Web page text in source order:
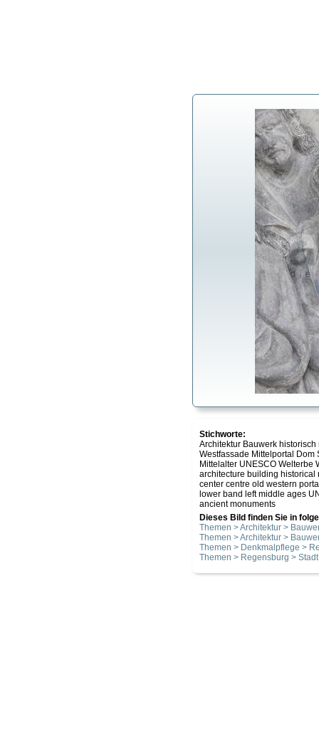
Stichworte:
Architektur Bauwerk
Westfassade Mittelportal Dom
Mittelalter UNESCO Welterbe
architecture building historical
center centre old western
lower band left middle ages
ancient monuments
Dieses Bild finden Sie in
Themen > Architektur >
Themen > Architektur >
Themen > Denkmalpflege >
Themen > Regensburg > Stadt